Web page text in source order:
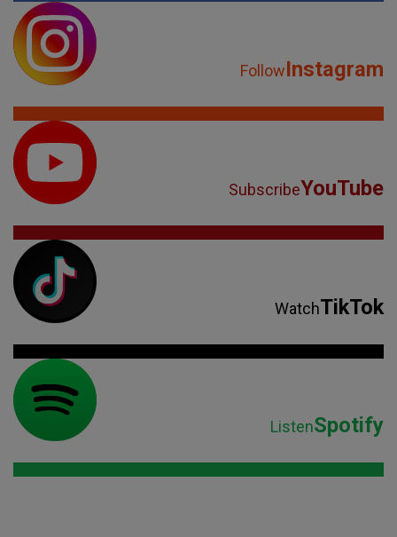
FollowInstagram
SubscribeYouTube
WatchTikTok
ListenSpotify